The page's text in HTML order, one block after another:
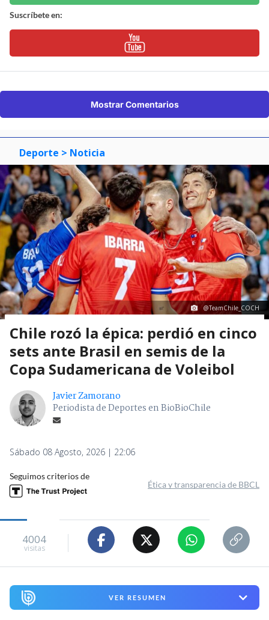
Suscríbete en:
Mostrar Comentarios
Deporte > Noticia
@TeamChile_COCH
Chile rozó la épica: perdió en cinco
sets ante Brasil en semis de la
Copa Sudamericana de Voleibol
Javier Zamorano
Periodista de Deportes en BioBioChile
Sábado 08 Agosto, 2026 | 22:06
Seguimos criterios de
Ética y transparencia de BBCL
4004
visitas
VER RESUMEN